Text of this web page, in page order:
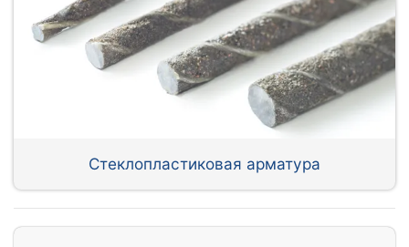
Стеклопластиковая арматура